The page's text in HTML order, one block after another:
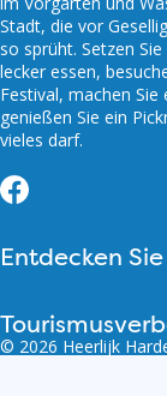
Stadt, die vor
so sprüht. Setzen
lecker essen,
Festival, machen
genießen Sie ein
vieles darf.
Facebook
Entdecken
© 2026 Heerlijk